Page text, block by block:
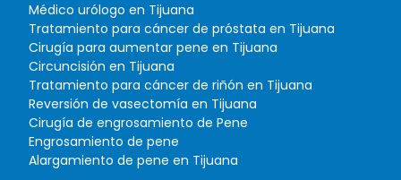
Médico urólogo en Tijuana
Tratamiento para cáncer de próstata en Tijuana
Cirugía para aumentar pene en Tijuana
Circuncisión en Tijuana
Tratamiento para cáncer de riñón en Tijuana
Reversión de vasectomía en Tijuana
Cirugía de engrosamiento de Pene
Engrosamiento de pene
Alargamiento de pene en Tijuana